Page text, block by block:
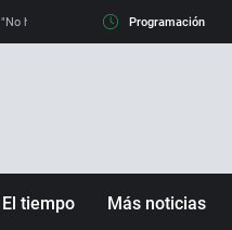
"No hay mafias, que no nos engañen":
Programación
El tiempo Más noticias